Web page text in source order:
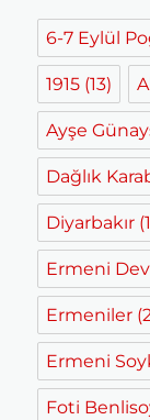
6-7 Eylül
1915 (13)
Ayşe
Dağlık
Diyarbakır
Ermeni
Ermeniler
Ermeni
Foti